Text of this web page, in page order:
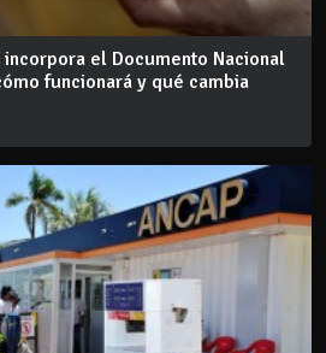
incorpora el Documento Nacional
funcionará y qué cambia